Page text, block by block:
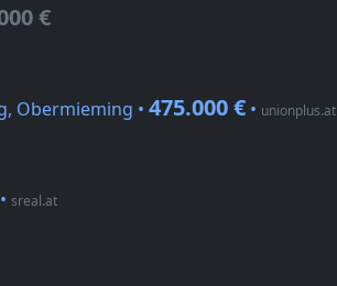
€
Obermieming • 475.000 € • unionplus.at
• sreal.at